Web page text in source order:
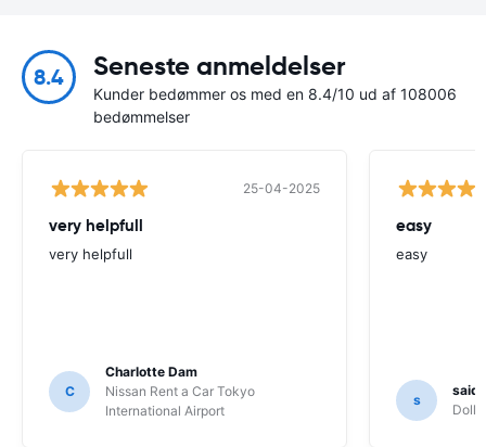
8.4 Seneste anmeldelser
Kunder bedømmer os med en 8.4/10 ud af 108006
bedømmelser
25-04-2025
very helpfull
very helpfull
C
Charlotte Dam
Nissan Rent a Car Tokyo
International Airport
easy
easy
s
said